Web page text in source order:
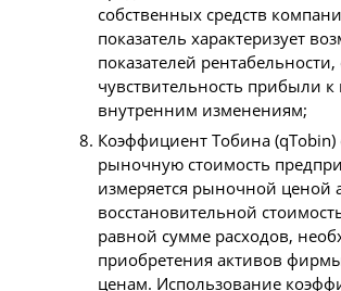
собственных средств
показатель характеризует
показателей
чувствительность прибыли
внутренним изменениям;
Коэффициент Тобина (qTobin)
рыночную стоимость
измеряется рыночной ценой
восстановительной
равной сумме расходов,
приобретения активов
ценам. Использование